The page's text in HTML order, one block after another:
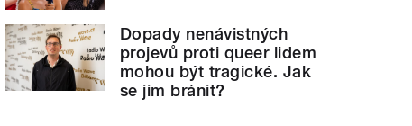
Dopady nenávistných
projevů proti queer lidem
mohou být tragické. Jak
se jim bránit?